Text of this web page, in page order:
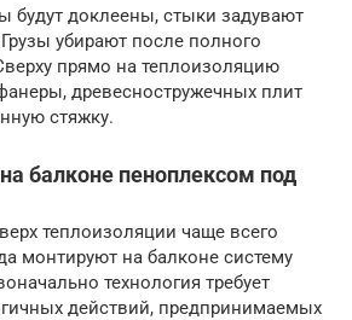
будут доклеены, стыки задувают
убирают после полного
прямо на теплоизоляцию
древесностружечных плит
стяжку.
балконе пеноплексом под
теплоизоляции чаще всего
монтируют на балконе систему
технология требует
действий, предпринимаемых